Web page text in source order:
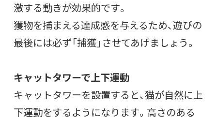
激する動きが効果的です。
獲物を捕まえる達成感を与えるため、遊びの
最後には必ず「捕獲」させてあげましょう。
キャットタワーで上下運動
キャットタワーを設置すると、猫が自然に上
下運動をするようになります。高さのある